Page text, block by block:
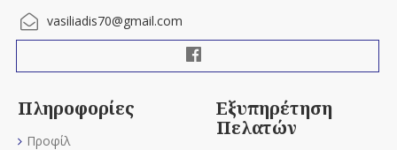
vasiliadis70@gmail.com
Πληροφορίες
Προφίλ
Εξυπηρέτηση
Πελατών